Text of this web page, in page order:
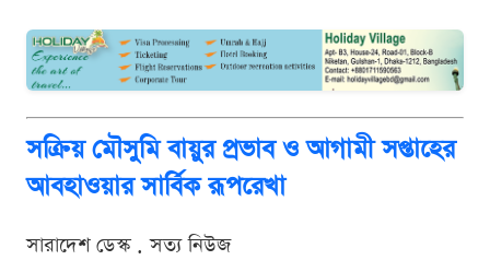
সক্রিয় মৌসুমি বায়ুর প্রভাব ও আগামী সপ্তাহের
আবহাওয়ার সার্বিক রূপরেখা
সারাদেশ ডেস্ক . সত্য নিউজ